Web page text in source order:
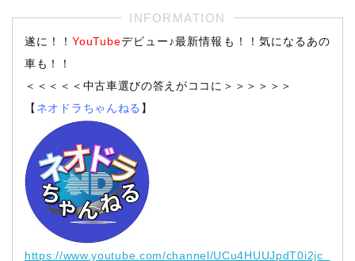
遂に！！YouTubeデビュー♪最新情報も！！気になるあの
車も！！
＜＜＜＜＜中古車選びの答えがココに＞＞＞＞＞＞
【 ネオドラちゃんねる 】
https://www.youtube.com/channel/UCu4HUUJpdT0i2jc_